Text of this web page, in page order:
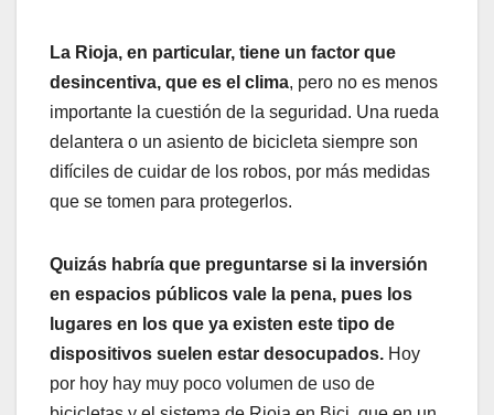
La Rioja, en particular, tiene un factor que
desincentiva, que es el clima, pero no es menos
importante la cuestión de la seguridad. Una rueda
delantera o un asiento de bicicleta siempre son
difíciles de cuidar de los robos, por más medidas
que se tomen para protegerlos.
Quizás habría que preguntarse si la inversión
en espacios públicos vale la pena, pues los
lugares en los que ya existen este tipo de
dispositivos suelen estar desocupados. Hoy
por hoy hay muy poco volumen de uso de